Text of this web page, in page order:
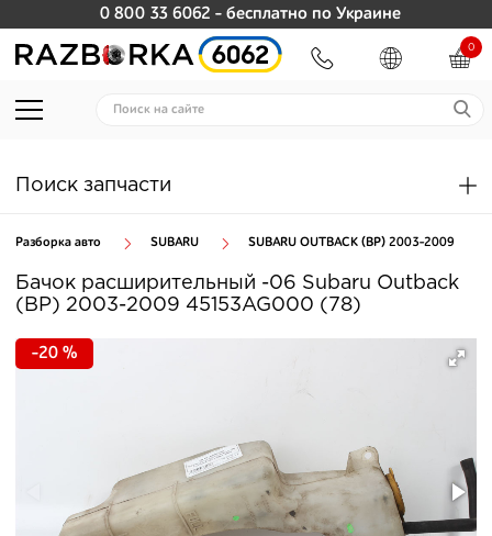
0 800 33 6062 - бесплатно по Украине
0
Поиск запчасти
Разборка авто SUBARU SUBARU OUTBACK (BP) 2003-2009
Бачок расширительный -06 Subaru Outback
(BP) 2003-2009 45153AG000 (78)
-20 %